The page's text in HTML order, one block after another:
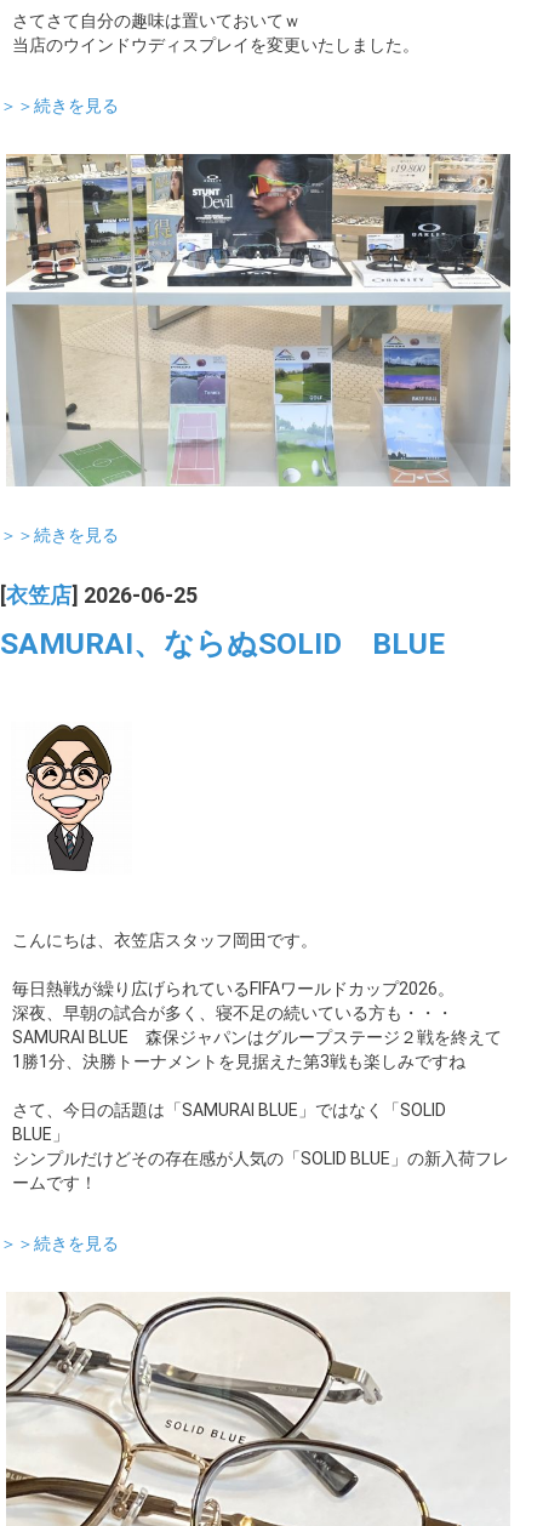
さてさて自分の趣味は置いておいてｗ
当店のウインドウディスプレイを変更いたしました。
＞＞続きを見る
＞＞続きを見る
[衣笠店] 2026-06-25
SAMURAI、ならぬSOLID BLUE
こんにちは、衣笠店スタッフ岡田です。
毎日熱戦が繰り広げられているFIFAワールドカップ2026。
深夜、早朝の試合が多く、寝不足の続いている方も・・・
SAMURAI BLUE 森保ジャパンはグループステージ２戦を終えて
1勝1分、決勝トーナメントを見据えた第3戦も楽しみですね
さて、今日の話題は「SAMURAI BLUE」ではなく「SOLID
BLUE」
シンプルだけどその存在感が人気の「SOLID BLUE」の新入荷フレ
ームです！
＞＞続きを見る